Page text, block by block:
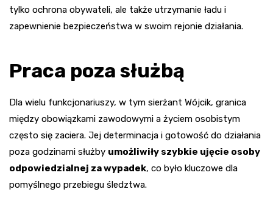
tylko ochrona obywateli, ale także utrzymanie ładu i
zapewnienie bezpieczeństwa w swoim rejonie działania.
Praca poza służbą
Dla wielu funkcjonariuszy, w tym sierżant Wójcik, granica
między obowiązkami zawodowymi a życiem osobistym
często się zaciera. Jej determinacja i gotowość do działania
poza godzinami służby umożliwiły szybkie ujęcie osoby
odpowiedzialnej za wypadek, co było kluczowe dla
pomyślnego przebiegu śledztwa.